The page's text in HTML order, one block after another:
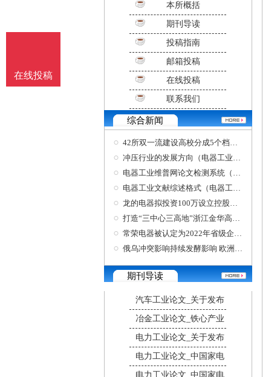
本所概括
期刊导读
投稿指南
邮箱投稿
在线投稿
联系我们
综合新闻
42所双一流建设高校分成5个档次（电器工业论文
冲压行业的发展方向（电器工业写论文怎么写）
电器工业维普网论文检测系统（可以发物理论文
电器工业文献综述格式（电器工业文献综述格式
龙的电器拟投资100万设立控股子公司中山市世唯
打造“三中心三高地”浙江金华高水平建设内陆
常荣电器被认定为2022年省级企业技术中心
俄乌冲突影响持续发酵影响 欧洲采暖电器需求量
期刊导读
汽车工业论文_关于发布
冶金工业论文_铁心产业
电力工业论文_关于发布
电力工业论文_中国家电
电力工业论文_中国家电
在线投稿